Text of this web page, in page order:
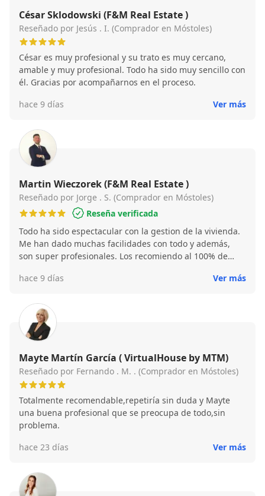
César Sklodowski (F&M Real Estate )
Reseñado por Jesús . I. (Comprador en Móstoles)
César es muy profesional y su trato es muy cercano,
amable y muy profesional. Todo ha sido muy sencillo con
él. Gracias por acompañarnos en el proceso.
hace 9 días
Ver más
Martin Wieczorek (F&M Real Estate )
Reseñado por Jorge . S. (Comprador en Móstoles)
Reseña verificada
Todo ha sido espectacular con la gestion de la vivienda.
Me han dado muchas facilidades con todo y además,
son super profesionales. Los recomiendo al 100% de
hace 9 días
Ver más
Mayte Martín García ( VirtualHouse by MTM)
Reseñado por Fernando . M. . (Comprador en Móstoles)
Totalmente recomendable,repetiría sin duda y Mayte
una buena profesional que se preocupa de todo,sin
problema.
hace 23 días
Ver más